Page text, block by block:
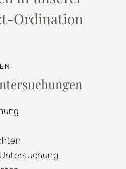
Ordination